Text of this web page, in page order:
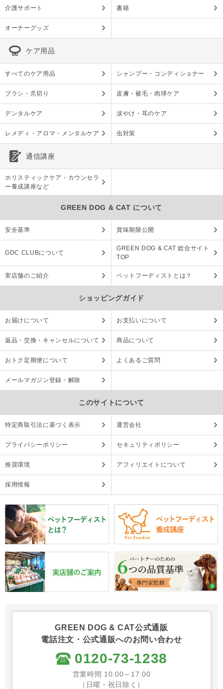
介護サポート 書籍
オーナーグッズ
ケア用品
すべてのケア用品 シャンプー・コンディショナー
ブラシ・爪切り 皮膚・被毛・肉球ケア
デンタルケア 涙やけ・耳のケア
レメディ・アロマ・メンタルケア 虫対策
通信講座
ホリスティックケア・カウンセラ
ー養成講座など
GREEN DOG & CAT について
安全基準 賞味期限公開
GDC CLUBについて
GREEN DOG & CAT 総合サイト
TOP
実店舗のご紹介 ペットフーディストとは？
ショッピングガイド
お届けについて お支払いについて
返品・交換・キャンセルについて 商品について
おトク定期便について よくあるご質問
メールマガジン登録・解除
このサイトについて
特定商取引法に基づく表示 運営会社
プライバシーポリシー セキュリティポリシー
推奨環境 アフィリエイトについて
採用情報
GREEN DOG & CAT公式通販
電話注文・公式通販へのお問い合わせ
0120-73-1238
営業時間 10:00～17:00
（日曜・祝日除く）